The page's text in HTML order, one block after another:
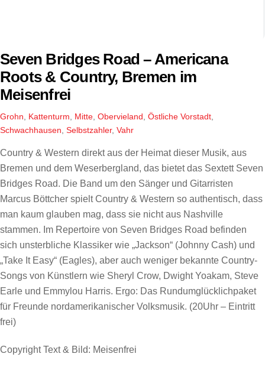
Seven Bridges Road – Americana
Roots & Country, Bremen im
Meisenfrei
Grohn Kattenturm Mitte Obervieland Östliche Vorstadt
Schwachhausen Selbstzahler, Vahr
Country & Western direkt aus der Heimat dieser Musik, aus
Bremen und dem Weserbergland, das bietet das Sextett Seven
Bridges Road. Die Band um den Sänger und Gitarristen
Marcus Böttcher spielt Country & Western so authentisch, dass
man kaum glauben mag, dass sie nicht aus Nashville
stammen. Im Repertoire von Seven Bridges Road befinden
sich unsterbliche Klassiker wie „Jackson“ (Johnny Cash) und
„Take It Easy“ (Eagles), aber auch weniger bekannte Country-
Songs von Künstlern wie Sheryl Crow, Dwight Yoakam, Steve
Earle und Emmylou Harris. Ergo: Das Rundumglücklichpaket
für Freunde nordamerikanischer Volksmusik. (20Uhr – Eintritt
frei)
Copyright Text & Bild: Meisenfrei